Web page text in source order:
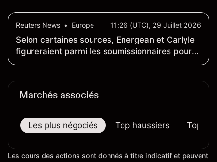
Reuters News • Europe 11:26 (UTC), 29 Juillet 2026
Selon certaines sources, Energean et Carlyle
figureraient parmi les soumissionnaires pour
les actifs gaziers de BP au large de l'Égypte
Marchés associés
Les plus négociés Top haussiers Top
Les cours des actions sont donnés à titre indicatif et peuvent